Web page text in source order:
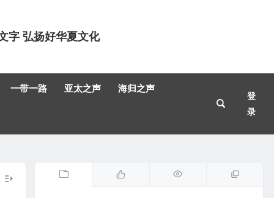
字 弘扬好华夏文化
一带一路 亚太之声 海归之声
登
录